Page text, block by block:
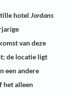
hotel Jordans
van deze
de locatie ligt
een andere
het alleen